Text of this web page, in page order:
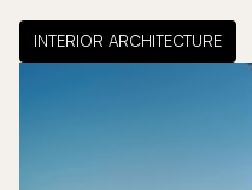
INTERIOR ARCHITECTURE